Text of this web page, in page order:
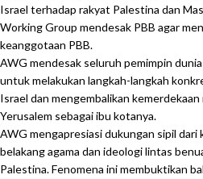
Israel terhadap rakyat Palestina dan
Working Group mendesak PBB agar
keanggotaan PBB.
AWG mendesak seluruh pemimpin
untuk melakukan langkah-langkah
Israel dan mengembalikan
Yerusalem sebagai ibu kotanya.
AWG mengapresiasi dukungan sipil
belakang agama dan ideologi lintas
Palestina. Fenomena ini membuktikan